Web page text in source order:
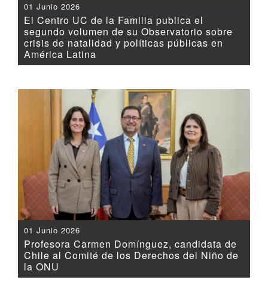
01 Junio 2026
El Centro UC de la Familia publica el
segundo volumen de su Observatorio sobre
crisis de natalidad y políticas públicas en
América Latina
01 Junio 2026
Profesora Carmen Domínguez, candidata de
Chile al Comité de los Derechos del Niño de
la ONU